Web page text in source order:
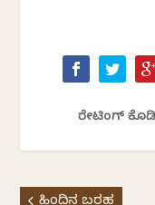
ರೇಟಿಂಗ್ ಕೊಡಿ